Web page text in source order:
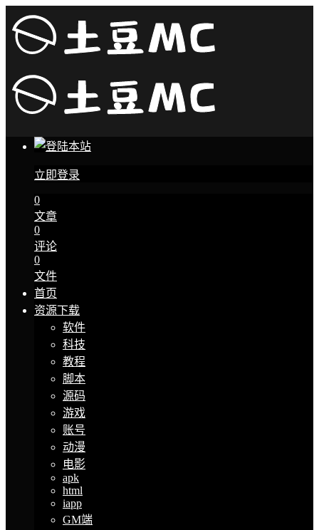
立即登录
0
文章
0
评论
0
文件
首页
资源下载
软件
科技
教程
脚本
源码
游戏
账号
动漫
电影
apk
html
iapp
GM端